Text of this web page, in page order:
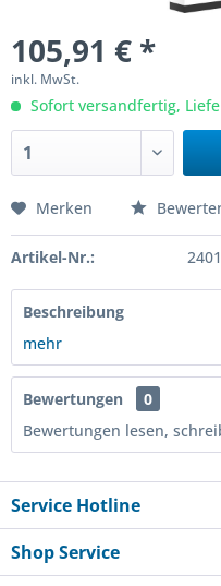
105,91 € *
inkl. MwSt.
Sofort versandfertig,
Merken
Artikel-Nr.:
Beschreibung
mehr
Bewertungen
0
Bewertungen lesen,
Service Hotline
Shop Service